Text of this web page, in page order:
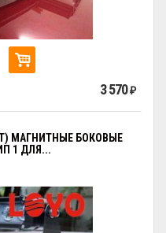
3 570 ₽
МАГНИТНЫЕ БОКОВЫЕ
1 ДЛЯ...